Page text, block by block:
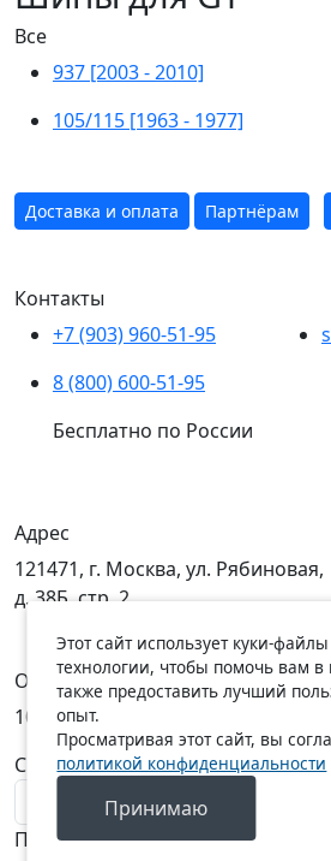
Все
937 [2003 - 2010]
105/115 [1963 - 1977]
Доставка и оплата Партнёрам
Контакты
+7 (903) 960-51-95
8 (800) 600-51-95
Бесплатно по России
Адрес
121471, г. Москва, ул. Рябиновая,
д. 38Б, стр. 2
Открыты
10:00 — 19:00
C Пн по Пт
C Сб
Подписаться на новости
Этот сайт использует куки-
технологии, чтобы помочь вам в
также предоставить лучший
опыт.
Просматривая этот сайт, вы
политикой конфиденциальности
Принимаю